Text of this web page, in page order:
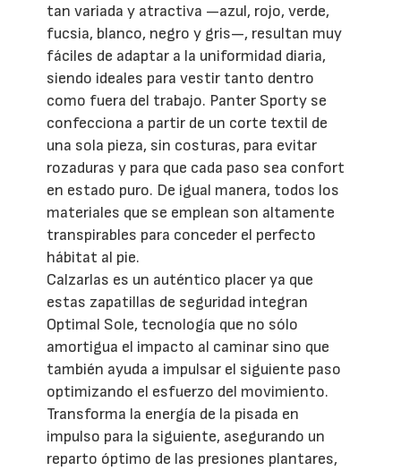
tan variada y atractiva —azul, rojo, verde,
fucsia, blanco, negro y gris—, resultan muy
fáciles de adaptar a la uniformidad diaria,
siendo ideales para vestir tanto dentro
como fuera del trabajo. Panter Sporty se
confecciona a partir de un corte textil de
una sola pieza, sin costuras, para evitar
rozaduras y para que cada paso sea confort
en estado puro. De igual manera, todos los
materiales que se emplean son altamente
transpirables para conceder el perfecto
hábitat al pie.
Calzarlas es un auténtico placer ya que
estas zapatillas de seguridad integran
Optimal Sole, tecnología que no sólo
amortigua el impacto al caminar sino que
también ayuda a impulsar el siguiente paso
optimizando el esfuerzo del movimiento.
Transforma la energía de la pisada en
impulso para la siguiente, asegurando un
reparto óptimo de las presiones plantares,